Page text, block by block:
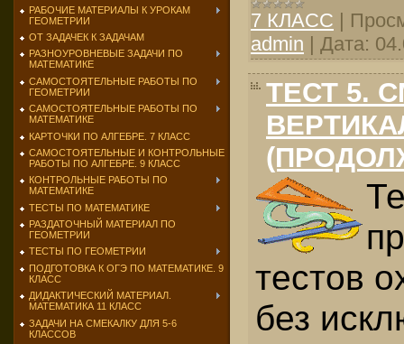
РАБОЧИЕ МАТЕРИАЛЫ К УРОКАМ
ГЕОМЕТРИИ
ОТ ЗАДАЧЕК К ЗАДАЧАМ
РАЗНОУРОВНЕВЫЕ ЗАДАЧИ ПО
МАТЕМАТИКЕ
САМОСТОЯТЕЛЬНЫЕ РАБОТЫ ПО
ГЕОМЕТРИИ
САМОСТОЯТЕЛЬНЫЕ РАБОТЫ ПО
МАТЕМАТИКЕ
КАРТОЧКИ ПО АЛГЕБРЕ. 7 КЛАСС
САМОСТОЯТЕЛЬНЫЕ И КОНТРОЛЬНЫЕ
РАБОТЫ ПО АЛГЕБРЕ. 9 КЛАСС
КОНТРОЛЬНЫЕ РАБОТЫ ПО
МАТЕМАТИКЕ
ТЕСТЫ ПО МАТЕМАТИКЕ
РАЗДАТОЧНЫЙ МАТЕРИАЛ ПО
ГЕОМЕТРИИ
ТЕСТЫ ПО ГЕОМЕТРИИ
ПОДГОТОВКА К ОГЭ ПО МАТЕМАТИКЕ. 9
КЛАСС
ДИДАКТИЧЕСКИЙ МАТЕРИАЛ.
МАТЕМАТИКА 11 КЛАСС
ЗАДАЧИ НА СМЕКАЛКУ ДЛЯ 5-6
КЛАССОВ
7 КЛАСС |
admin | Дата:
ТЕСТ 5.
Т
тестов
без